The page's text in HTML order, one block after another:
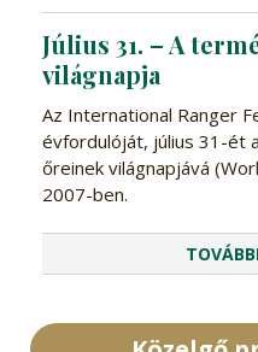
Július 31. – A
világnapja
Az International Ranger
évfordulóját, július 31-ét
őreinek világnapjává
2007-ben.